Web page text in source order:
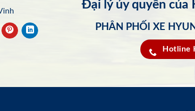
Đại lý ủy quyền của
PHÂN PHỐI XE
Hotline